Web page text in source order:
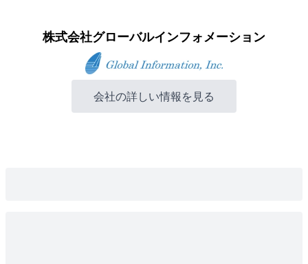
株式会社グローバルインフォメーション
会社の詳しい情報を見る